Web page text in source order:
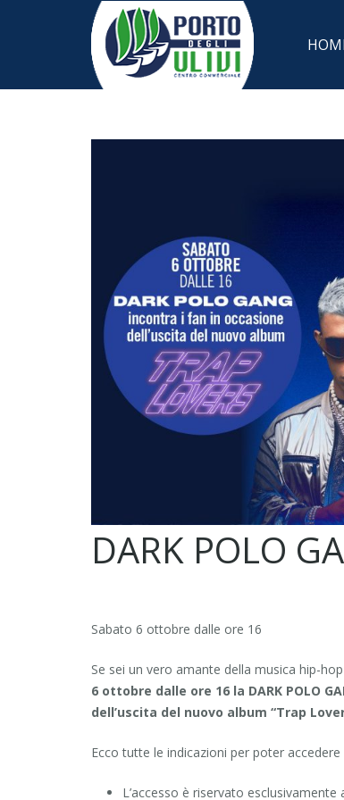
DARK POLO
Sabato 6 ottobre dalle ore 16
Se sei un vero amante della musica hip-
6 ottobre dalle ore 16 la DARK POLO
dell’uscita del nuovo album “Trap
Ecco tutte le indicazioni per poter accedere
L’accesso è riservato